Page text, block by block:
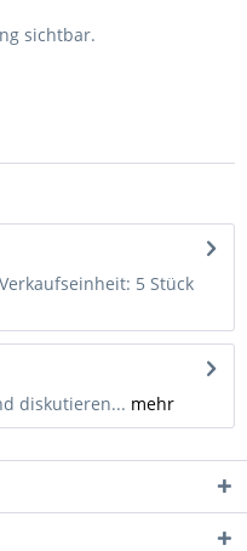
sichtbar.
5 Stück
diskutieren... mehr